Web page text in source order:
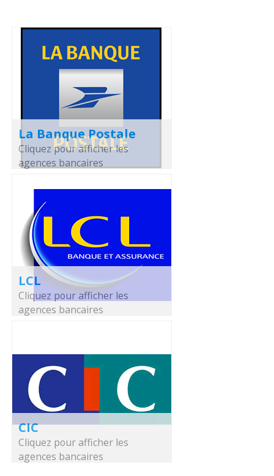
La Banque Postale
Cliquez pour afficher les
agences bancaires
LCL
Cliquez pour afficher les
agences bancaires
CIC
Cliquez pour afficher les
agences bancaires